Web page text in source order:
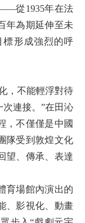
從1935年在法
年為期延伸至未
標形成強烈的呼
，不能輕浮對待
連接。”在田沁
，不僅僅是中國
隊受到敦煌文化
望、傳承、表達
場館內演出的
、影視化、動畫